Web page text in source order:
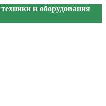
и оборудования